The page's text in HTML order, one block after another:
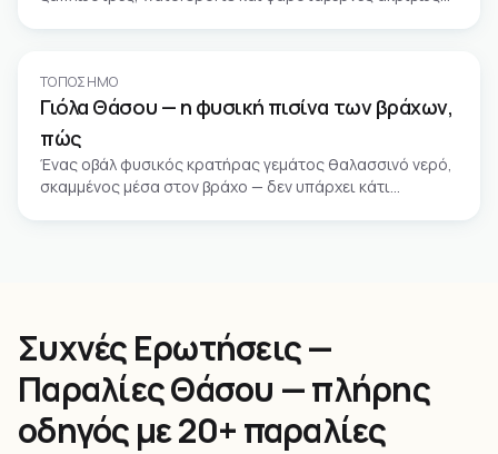
ΤΟΠΌΣΗΜΟ
Γιόλα Θάσου — η φυσική πισίνα των βράχων,
πώς
Ένας οβάλ φυσικός κρατήρας γεμάτος θαλασσινό νερό,
σκαμμένος μέσα στον βράχο — δεν υπάρχει κάτι
Συχνές Ερωτήσεις —
Παραλίες Θάσου — πλήρης
οδηγός με 20+ παραλίες